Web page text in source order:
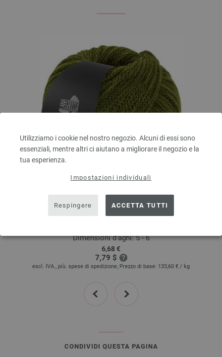
Utilizziamo i cookie nel nostro negozio. Alcuni di essi sono
essenziali, mentre altri ci aiutano a migliorare il negozio e la
tua esperienza.
Impostazioni individuali
Respingere ACCETTA TUTTI
ALTA MODA ALPACA
90 % Alpaca, 5 % Lana vergine, 5 % Poliammide
Dimensioni d’aghi: 5 - 6
6,68 €
7,79 $
escl. IVA., più. spese di spedizione, Prezzo di base: 133,60 € / kg
prev next
CONDIVIDI QUESTA PAGINA